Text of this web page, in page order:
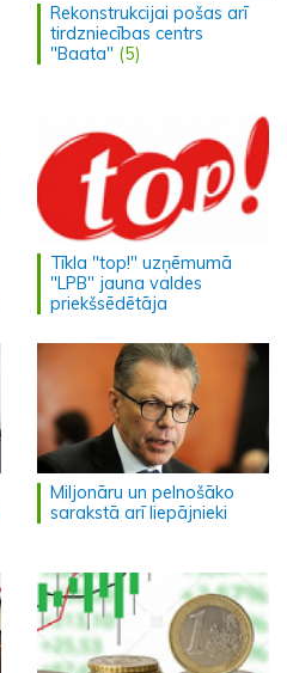
Rekonstrukcijai pošas arī
tirdzniecības centrs
"Baata" (5)
Tīkla "top!" uzņēmumā
"LPB" jauna valdes
priekšsēdētāja
Miljonāru un pelnošāko
sarakstā arī liepājnieki